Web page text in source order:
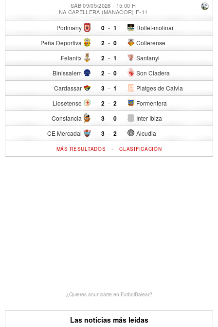
SÁB 09/05/2026 - 15:00 H
NA CAPELLERA (MANACOR) F-11
Portmany 0 - Rotlet-molinar
1
Peña Deportiva 2 - Collerense
0
Felanitx 2 - Santanyi
1
Binissalem 2 - Son Cladera
0
Cardassar 3 - Platges de Calvia
1
Llosetense 2 - Formentera
2
Constancia 3 - Inter Ibiza
0
CE Mercadal 3 - Alcudia
2
MÁS RESULTADOS -CLASIFICACIÓN
¿Quieres anunciarte en FutbolBalear?
Las noticias más leídas